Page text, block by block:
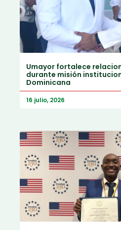
Umayor fortalece
durante misión
Dominicana
16 julio, 2026